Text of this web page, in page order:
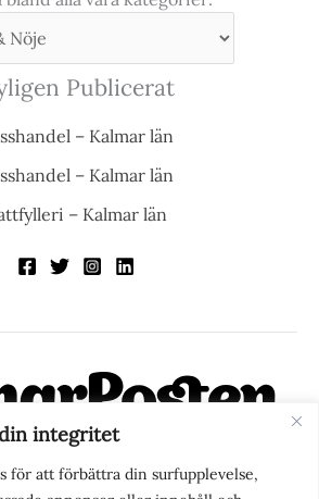
integritet
för att förbättra din surfupplevelse,
Publicerat
– Kalmar län
– Kalmar län
– Kalmar län
lokalnyhetstidning på nätet. Med
men också med blick för det större